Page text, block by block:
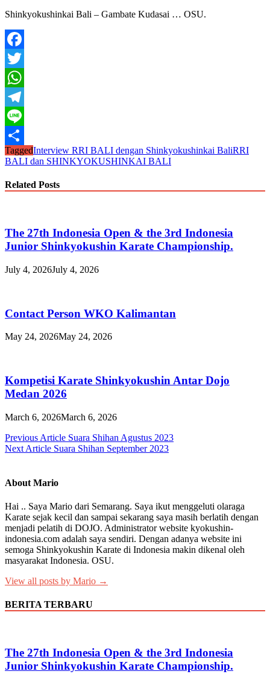
Shinkyokushinkai Bali – Gambate Kudasai … OSU.
Facebook
Twitter
WhatsApp
Telegram
Line
Share
TaggedInterview RRI BALI dengan Shinkyokushinkai BaliRRI
BALI dan SHINKYOKUSHINKAI BALI
Related Posts
The 27th Indonesia Open & the 3rd Indonesia
Junior Shinkyokushin Karate Championship.
July 4, 2026July 4, 2026
Contact Person WKO Kalimantan
May 24, 2026May 24, 2026
Kompetisi Karate Shinkyokushin Antar Dojo
Medan 2026
March 6, 2026March 6, 2026
Post
navigation
Previous Article Suara Shihan Agustus 2023
Next Article Suara Shihan September 2023
About Mario
Hai .. Saya Mario dari Semarang. Saya ikut menggeluti olaraga
Karate sejak kecil dan sampai sekarang saya masih berlatih dengan
menjadi pelatih di DOJO. Administrator website kyokushin-
indonesia.com adalah saya sendiri. Dengan adanya website ini
semoga Shinkyokushin Karate di Indonesia makin dikenal oleh
masyarakat Indonesia. OSU.
View all posts by Mario →
BERITA TERBARU
The 27th Indonesia Open & the 3rd Indonesia
Junior Shinkyokushin Karate Championship.